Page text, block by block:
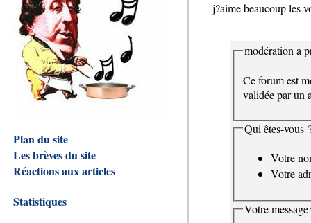
Plan du site
Les brèves du site
Réactions aux articles
Statistiques
j?aime beaucoup les
modération a
Ce forum est
validée par un
Qui êtes-vous
Votre
Votre
Votre message